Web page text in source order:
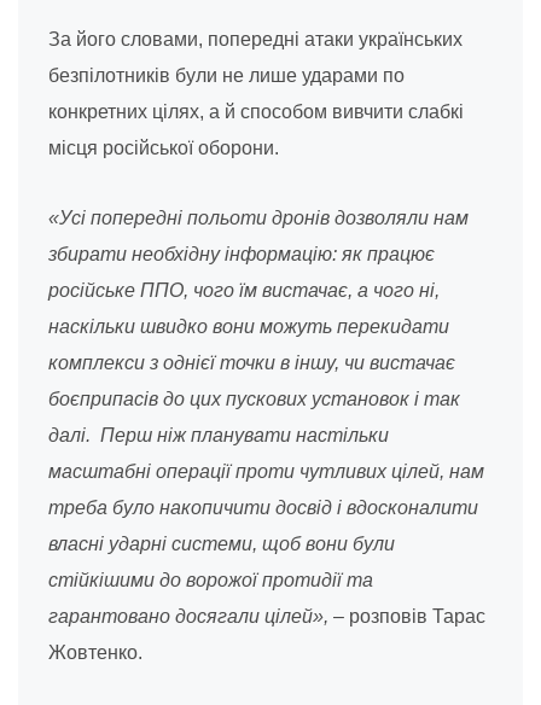
За його словами, попередні атаки українських
безпілотників були не лише ударами по
конкретних цілях, а й способом вивчити слабкі
місця російської оборони.
«Усі попередні польоти дронів дозволяли нам
збирати необхідну інформацію: як працює
російське ППО, чого їм вистачає, а чого ні,
наскільки швидко вони можуть перекидати
комплекси з однієї точки в іншу, чи вистачає
боєприпасів до цих пускових установок і так
далі. Перш ніж планувати настільки
масштабні операції проти чутливих цілей, нам
треба було накопичити досвід і вдосконалити
власні ударні системи, щоб вони були
стійкішими до ворожої протидії та
гарантовано досягали цілей», – розповів Тарас
Жовтенко.